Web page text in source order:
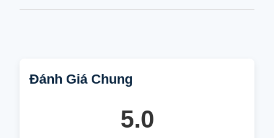
Đánh Giá Chung
5.0